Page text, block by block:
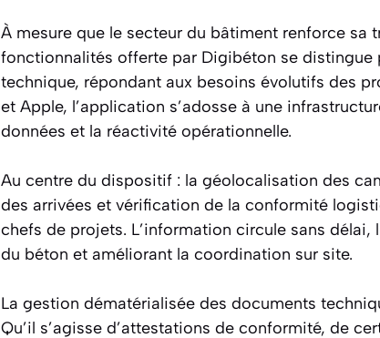
À mesure que le secteur du bâtiment renforce sa
fonctionnalités offerte par Digibéton se
technique, répondant aux besoins évolutifs des
et Apple, l’application s’adosse à une
données et la réactivité opérationnelle.
Au centre du dispositif : la géolocalisation des
des arrivées et vérification de la conformité
chefs de projets. L’information circule sans
du béton et améliorant la coordination sur site.
La gestion dématérialisée des documents
Qu’il s’agisse d’attestations de conformité, de